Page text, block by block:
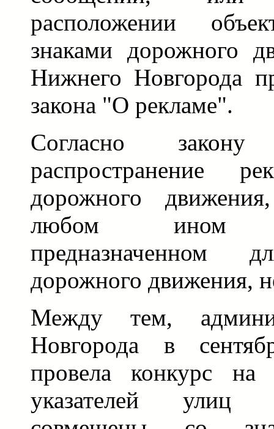
расположении
знаками дорожного
Нижнего Новгорода
закона "О рекламе".
Согласно
распространение
дорожного
любом ином
предназначенном
дорожного движения,
Между тем,
Новгорода в
провела конкурс на
указателей улиц